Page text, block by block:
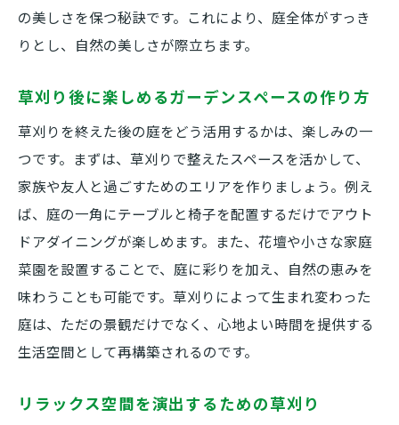
の美しさを保つ秘訣です。これにより、庭全体がすっき
りとし、自然の美しさが際立ちます。
草刈り後に楽しめるガーデンスペースの作り方
草刈りを終えた後の庭をどう活用するかは、楽しみの一
つです。まずは、草刈りで整えたスペースを活かして、
家族や友人と過ごすためのエリアを作りましょう。例え
ば、庭の一角にテーブルと椅子を配置するだけでアウト
ドアダイニングが楽しめます。また、花壇や小さな家庭
菜園を設置することで、庭に彩りを加え、自然の恵みを
味わうことも可能です。草刈りによって生まれ変わった
庭は、ただの景観だけでなく、心地よい時間を提供する
生活空間として再構築されるのです。
リラックス空間を演出するための草刈り